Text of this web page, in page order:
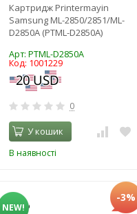
Картридж Printermayin
Samsung ML-2850/2851/ML-
D2850A (PTML-D2850A)
Арт: PTML-D2850A
Код: 1001229
0
У кошик
В наявності
NEW!
-3%